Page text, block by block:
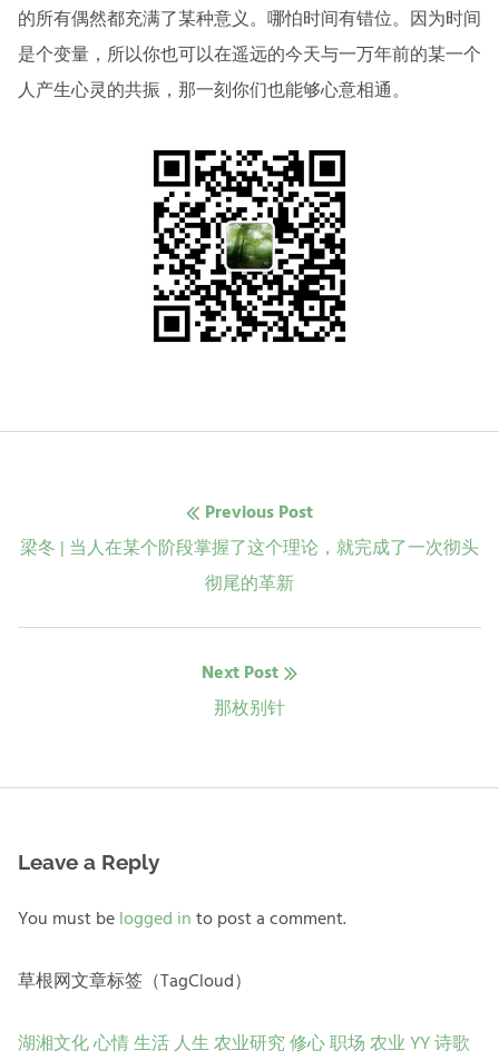
的所有偶然都充满了某种意义。哪怕时间有错位。因为时间
是个变量，所以你也可以在遥远的今天与一万年前的某一个
人产生心灵的共振，那一刻你们也能够心意相通。
章
Previous Post
Previous
梁冬 | 当人在某个阶段掌握了这个理论，就完成了一次彻头
彻尾的革新
Next Post
Next
那枚别针
Leave a Reply
You must belogged into post a comment.
草根网文章标签（TagCloud）
湖湘文化心情生活人生农业研究修心职场农业YY诗歌